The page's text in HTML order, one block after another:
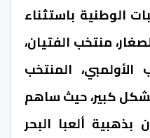
الوطنية باستثناء
منتخب الفتيان،
الأولمبي، المنتخب
كبير، حيث ساهم
ألعبا البحر